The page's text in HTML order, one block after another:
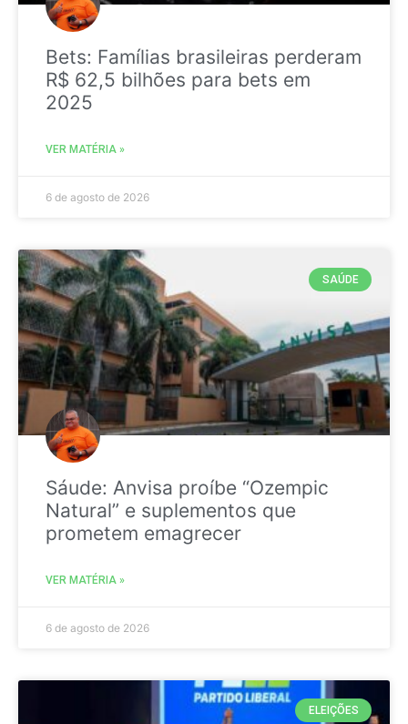
Bets: Famílias brasileiras perderam
R$ 62,5 bilhões para bets em
2025
VER MATÉRIA »
6 de agosto de 2026
SAÚDE
Sáude: Anvisa proíbe “Ozempic
Natural” e suplementos que
prometem emagrecer
VER MATÉRIA »
6 de agosto de 2026
ELEIÇÕES